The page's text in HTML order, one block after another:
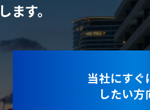
す。
当社にすぐ
したい方